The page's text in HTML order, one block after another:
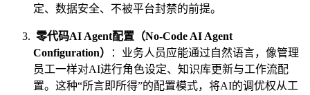
定、数据安全、不被平台封禁的前提。
零代码AI Agent配置（No-Code AI Agent
Configuration）
：业务人员应能通过自然语言，像管理
员工一样对AI进行角色设定、知识库更新与工作流配
置。这种“所言即所得”的配置模式，将AI的调优权从工